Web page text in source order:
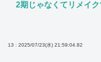
2期じゃなくてリメイ
13 : 2025/07/23(水) 21:59:04.82